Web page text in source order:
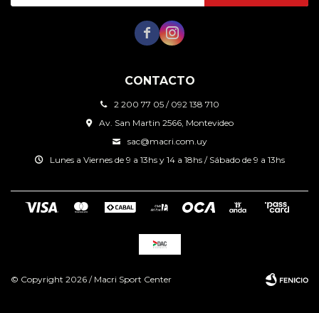
CONTACTO
2 200 77 05 / 092 138 710
Av. San Martin 2566, Montevideo
sac@macri.com.uy
Lunes a Viernes de 9 a 13hs y 14 a 18hs / Sábado de 9 a 13hs
 
© Copyright 2026 / Macri Sport Center